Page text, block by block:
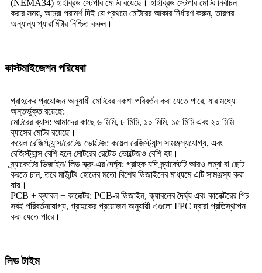
(NEMA34) হাইব্রিড স্টেপার মোটর রয়েছে। হাইব্রিড স্টেপার মোটর নির্বাচন
করার সময়, আমরা পরামর্শ দিই যে প্রথমে মোটরের আকার নির্ধারণ করুন, তারপর
অন্যান্য প্যারামিটার নিশ্চিত করুন।
কাস্টমাইজেশন পরিষেবা
গ্রাহকের প্রয়োজন অনুযায়ী মোটরের নকশা পরিবর্তন করা যেতে পারে, যার মধ্যে
অন্তর্ভুক্ত রয়েছে:
মোটরের ব্যাস: আমাদের কাছে ৬ মিমি, ৮ মিমি, ১০ মিমি, ১৫ মিমি এবং ২০ মিমি
ব্যাসের মোটর রয়েছে।
কয়েল রেজিস্ট্যান্স/রেটেড ভোল্টেজ: কয়েল রেজিস্ট্যান্স সামঞ্জস্যযোগ্য, এবং
রেজিস্ট্যান্স বেশি হলে মোটরের রেটেড ভোল্টেজও বেশি হয়।
ব্র্যাকেটের ডিজাইন/ লিড স্ক্রু-এর দৈর্ঘ্য: গ্রাহক যদি ব্র্যাকেটটি আরও লম্বা বা ছোট
করতে চান, তবে মাউন্টিং হোলের মতো বিশেষ ডিজাইনের মাধ্যমে এটি সামঞ্জস্য করা
যায়।
PCB + ক্যাবল + কানেক্টর: PCB-র ডিজাইন, ক্যাবলের দৈর্ঘ্য এবং কানেক্টরের পিচ
সবই পরিবর্তনযোগ্য, গ্রাহকের প্রয়োজন অনুযায়ী এগুলো FPC দ্বারা প্রতিস্থাপন
করা যেতে পারে।
লিড টাইম